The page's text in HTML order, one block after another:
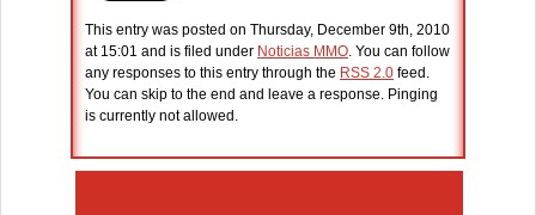
This entry was posted on Thursday, December 9th, 2010
at 15:01 and is filed under Noticias MMO. You can follow
any responses to this entry through the RSS 2.0 feed.
You can skip to the end and leave a response. Pinging
is currently not allowed.